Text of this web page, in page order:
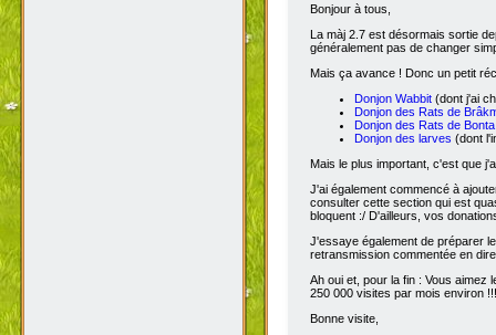
Bonjour à tous,
La màj 2.7 est désormais sortie
généralement pas de changer
Mais ça avance ! Donc un petit
Donjon Wabbit (dont j'ai
Donjon des Rats de
Donjon des Rats de Bonta
Donjon des larves (dont
Mais le plus important, c'est que
J'ai également commencé à
consulter cette section qui est
bloquent :/ D'ailleurs, vos
J'essaye également de préparer
retransmission commentée en
Ah oui et, pour la fin : Vous
250 000 visites par mois environ !!!
Bonne visite,